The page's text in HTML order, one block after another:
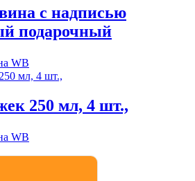
с надписью
подарочный
WB
250 мл, 4 шт.,
WB